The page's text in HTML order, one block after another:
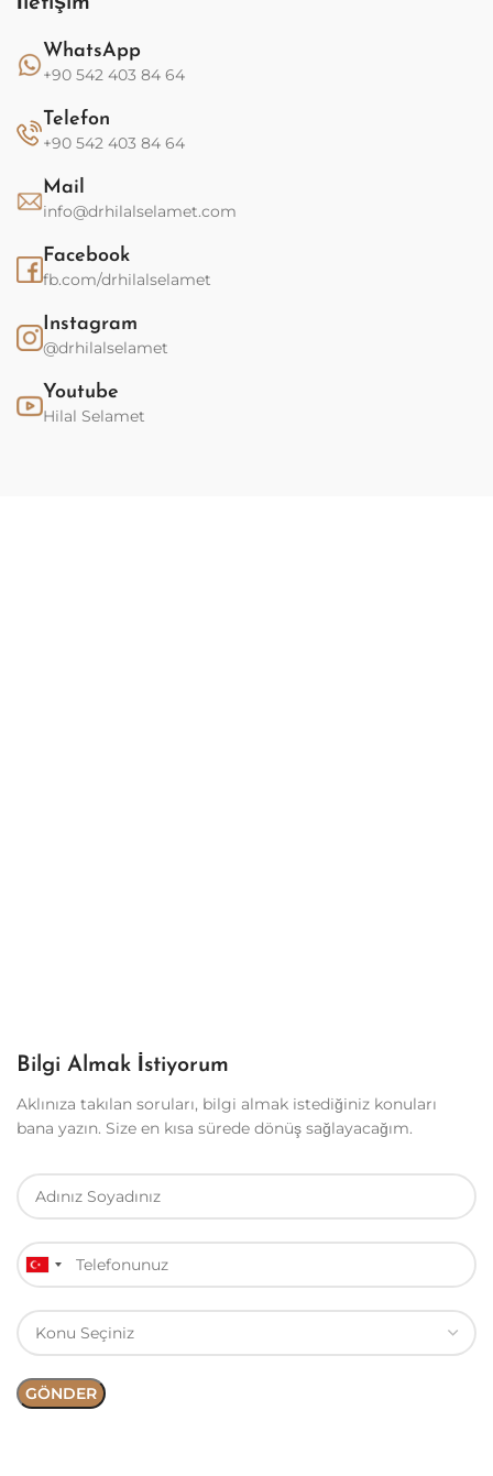
WhatsApp
+90 542 403 84 64
Telefon
+90 542 403 84 64
Mail
info@drhilalselamet.com
Facebook
fb.com/drhilalselamet
Instagram
@drhilalselamet
Youtube
Hilal Selamet
Bilgi Almak İstiyorum
Aklınıza takılan soruları, bilgi almak istediğiniz konuları
bana yazın. Size en kısa sürede dönüş sağlayacağım.